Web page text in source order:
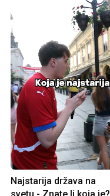
Najstarija država na